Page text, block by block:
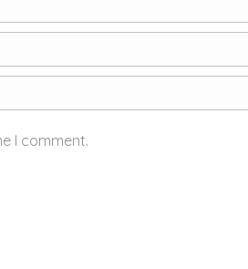
I comment.